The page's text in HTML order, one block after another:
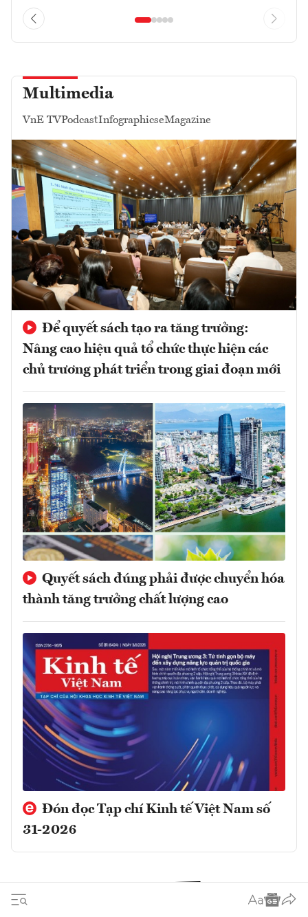
Multimedia
VnE TVPodcastInfographicseMagazine
Để quyết sách tạo ra tăng trưởng:
Nâng cao hiệu quả tổ chức thực hiện các
chủ trương phát triển trong giai đoạn mới
Quyết sách đúng phải được chuyển hóa
thành tăng trưởng chất lượng cao
Đón đọc Tạp chí Kinh tế Việt Nam số
31-2026